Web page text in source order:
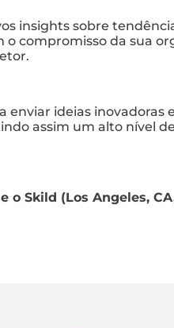
insights sobre
compromisso da sua
ideias inovadoras
assim um alto nível
Skild (Los Angeles,